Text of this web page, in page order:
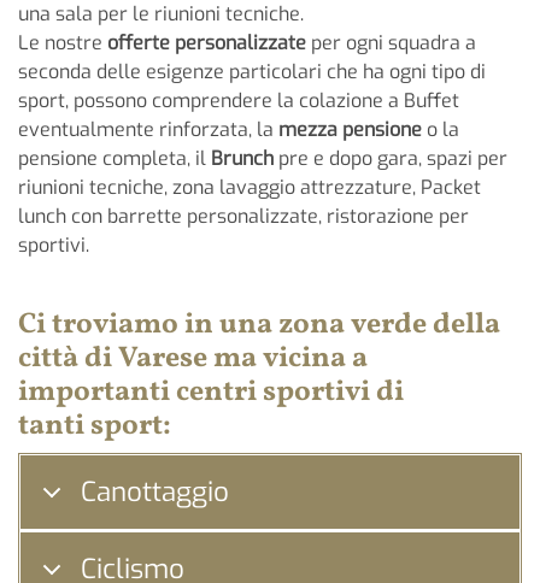
una sala per le riunioni tecniche.
Le nostre offerte personalizzate per ogni squadra a
seconda delle esigenze particolari che ha ogni tipo di
sport, possono comprendere la colazione a Buffet
eventualmente rinforzata, la mezza pensione o la
pensione completa, il Brunch pre e dopo gara, spazi per
riunioni tecniche, zona lavaggio attrezzature, Packet
lunch con barrette personalizzate, ristorazione per
sportivi.
Ci troviamo in una zona verde della
città diVaresema vicina a
importanti centri sportivi di
tantisport:
Canottaggio
Ciclismo